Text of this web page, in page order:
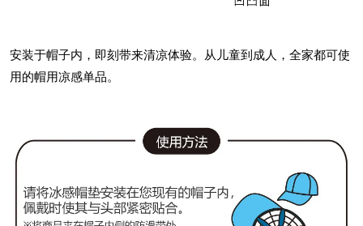
安装于帽子内，即刻带来清凉体验。从儿童到成人，全家都可使
用的帽用凉感单品。